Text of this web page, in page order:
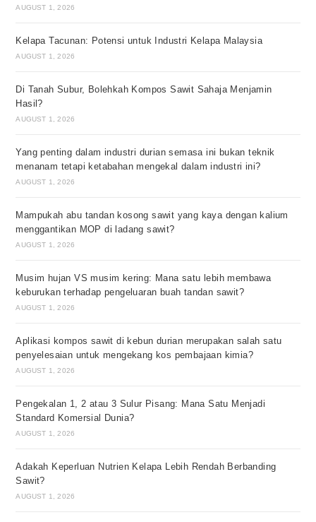
AUGUST 1, 2026
Kelapa Tacunan: Potensi untuk Industri Kelapa Malaysia
AUGUST 1, 2026
Di Tanah Subur, Bolehkah Kompos Sawit Sahaja Menjamin
Hasil?
AUGUST 1, 2026
Yang penting dalam industri durian semasa ini bukan teknik
menanam tetapi ketabahan mengekal dalam industri ini?
AUGUST 1, 2026
Mampukah abu tandan kosong sawit yang kaya dengan kalium
menggantikan MOP di ladang sawit?
AUGUST 1, 2026
Musim hujan VS musim kering: Mana satu lebih membawa
keburukan terhadap pengeluaran buah tandan sawit?
AUGUST 1, 2026
Aplikasi kompos sawit di kebun durian merupakan salah satu
penyelesaian untuk mengekang kos pembajaan kimia?
AUGUST 1, 2026
Pengekalan 1, 2 atau 3 Sulur Pisang: Mana Satu Menjadi
Standard Komersial Dunia?
AUGUST 1, 2026
Adakah Keperluan Nutrien Kelapa Lebih Rendah Berbanding
Sawit?
AUGUST 1, 2026